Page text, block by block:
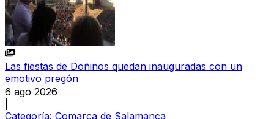
Las fiestas de Doñinos quedan inauguradas con un
emotivo pregón
6 ago 2026
Categoría: Comarca de Salamanca